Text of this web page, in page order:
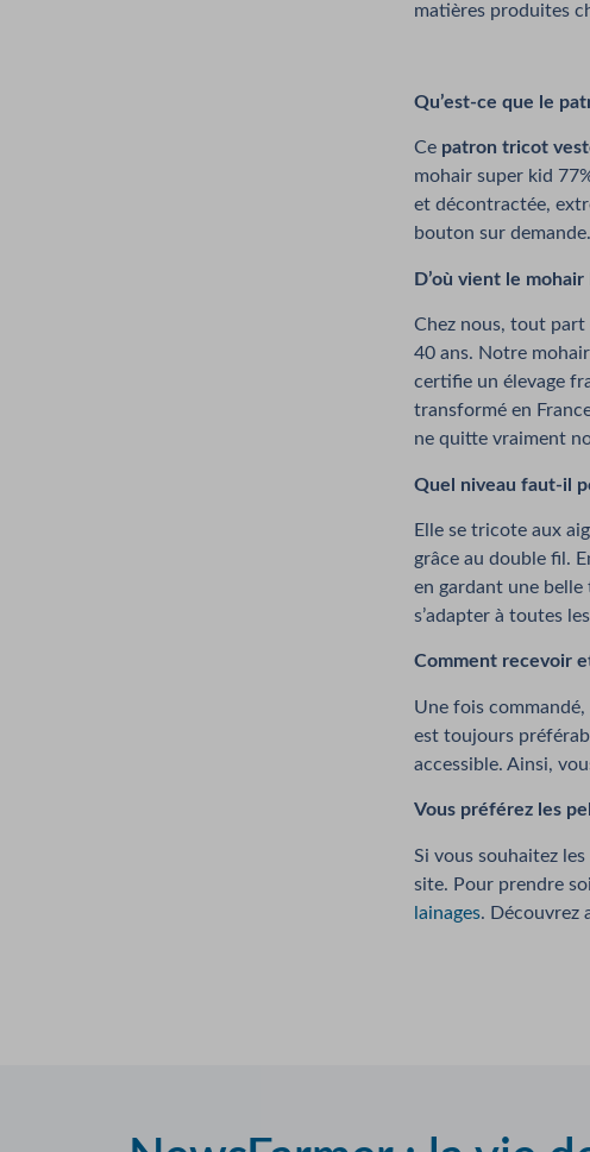
matières produites
Qu’est-ce que le
Ce patron tricot
mohair super kid
et décontractée,
bouton sur
D’où vient le
Chez nous, tout part
40 ans. Notre
certifie un élevage
transformé en
ne quitte vraiment
Quel niveau faut-il
Elle se tricote aux
grâce au double fil.
en gardant une
s’adapter à toutes
Comment recevoir
Une fois
est toujours
accessible. Ainsi,
Vous préférez les
Si vous souhaitez
site. Pour prendre
lainages. Découvrez